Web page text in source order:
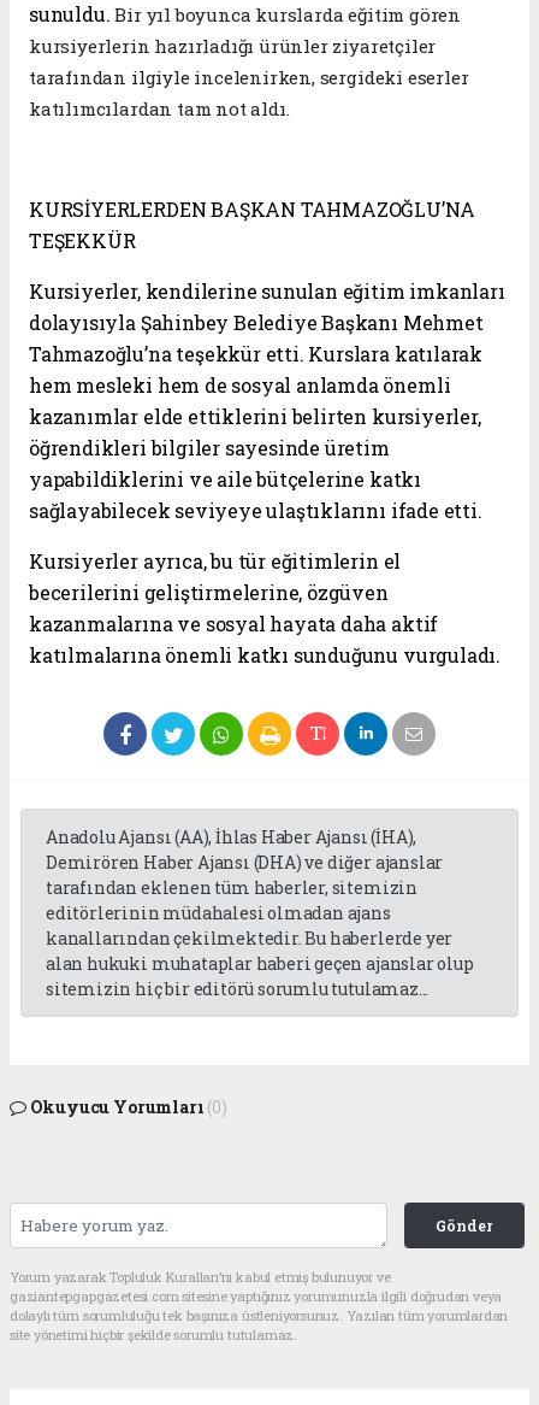
sunuldu.Bir yıl boyunca kurslarda eğitim gören
kursiyerlerin hazırladığı ürünler ziyaretçiler
tarafından ilgiyle incelenirken, sergideki eserler
katılımcılardan tam not aldı.
KURSİYERLERDEN BAŞKAN TAHMAZOĞLU’NA
TEŞEKKÜR
Kursiyerler, kendilerine sunulan eğitim imkanları
dolayısıyla Şahinbey Belediye Başkanı Mehmet
Tahmazoğlu’na teşekkür etti. Kurslara katılarak
hem mesleki hem de sosyal anlamda önemli
kazanımlar elde ettiklerini belirten kursiyerler,
öğrendikleri bilgiler sayesinde üretim
yapabildiklerini ve aile bütçelerine katkı
sağlayabilecek seviyeye ulaştıklarını ifade etti.
Kursiyerler ayrıca, bu tür eğitimlerin el
becerilerini geliştirmelerine, özgüven
kazanmalarına ve sosyal hayata daha aktif
katılmalarına önemli katkı sunduğunu vurguladı.
Anadolu Ajansı (AA), İhlas Haber Ajansı (İHA),
Demirören Haber Ajansı (DHA) ve diğer ajanslar
tarafından eklenen tüm haberler, sitemizin
editörlerinin müdahalesi olmadan ajans
kanallarından çekilmektedir. Bu haberlerde yer
alan hukuki muhataplar haberi geçen ajanslar olup
sitemizin hiç bir editörü sorumlu tutulamaz...
Okuyucu Yorumları (0)
Gönder
Yorum yazarak Topluluk Kuralları’nı kabul etmiş bulunuyor ve
gaziantepgapgazetesi.com sitesine yaptığınız yorumunuzla ilgili doğrudan veya
dolaylı tüm sorumluluğu tek başınıza üstleniyorsunuz. Yazılan tüm yorumlardan
site yönetimi hiçbir şekilde sorumlu tutulamaz.